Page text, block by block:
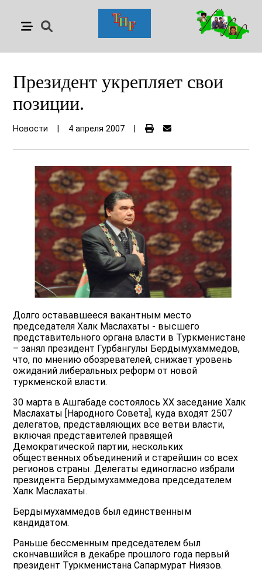
Президент укрепляет свои
позиции.
Новости 4 апреля 2007
Долго остававшееся вакантным место
председателя Халк Маслахаты - высшего
представительного органа власти в Туркменистане
– занял президент Гурбангулы Бердымухаммедов,
что, по мнению обозревателей, снижает уровень
ожиданий либеральных реформ от новой
туркменской власти.
30 марта в Ашгабаде состоялось ХХ заседание Халк
Маслахаты [Народного Совета], куда входят 2507
делегатов, представляющих все ветви власти,
включая представителей правящей
Демократической партии, нескольких
общественных объединений и старейшин со всех
регионов страны. Делегаты единогласно избрали
президента Бердымухаммедова председателем
Халк Маслахаты.
Бердымухаммедов был единственным
кандидатом.
Раньше бессменным председателем был
скончавшийся в декабре прошлого года первый
президент Туркменистана Сапармурат Ниязов.